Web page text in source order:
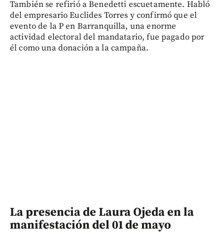
También se refirió a Benedetti escuetamente. Habló
del empresario Euclides Torres y confirmó que el
evento de la P en Barranquilla, una enorme
actividad electoral del mandatario, fue pagado por
él como una donación a la campaña.
La presencia de Laura Ojeda en la
manifestación del 01 de mayo